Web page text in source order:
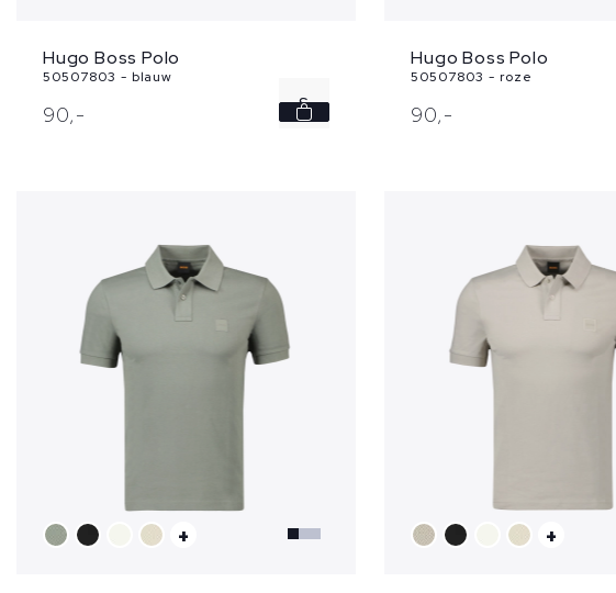
Hugo Boss Polo
50507803 - blauw
90,- S
Hugo Boss Polo
50507803 - roze
90,-
+ +